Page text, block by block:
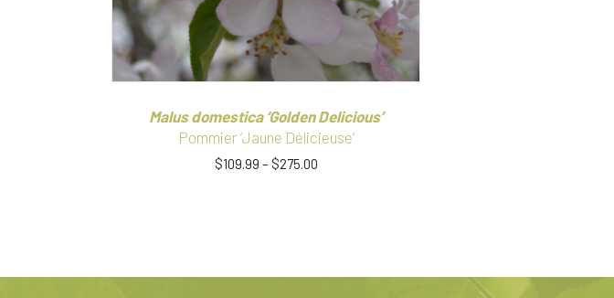
Malus domestica ‘Golden Delicious’
Pommier ‘Jaune Délicieuse’
$109.99 – $275.00